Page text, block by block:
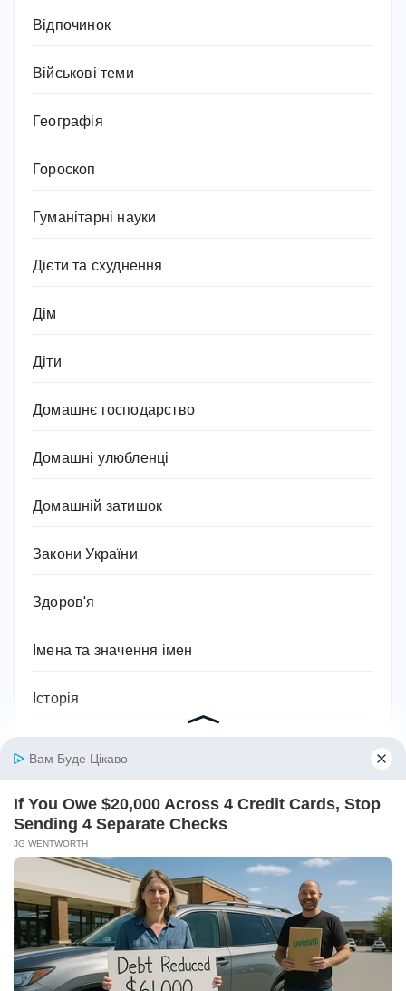
Відпочинок
Військові теми
Географія
Гороскоп
Гуманітарні науки
Дієти та схуднення
Дім
Діти
Домашнє господарство
Домашні улюбленці
Домашній затишок
Закони України
Здоров'я
Імена та значення імен
Історія
Квіти
Космос
Краса
Культура та мистецтво
Кухня